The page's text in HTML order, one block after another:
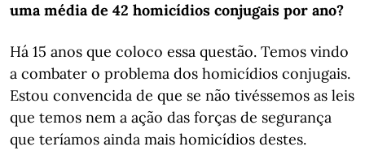
uma média de 42 homicídios conjugais por ano?
Há 15 anos que coloco essa questão. Temos vindo
a combater o problema dos homicídios conjugais.
Estou convencida de que se não tivéssemos as leis
que temos nem a ação das forças de segurança
que teríamos ainda mais homicídios destes.